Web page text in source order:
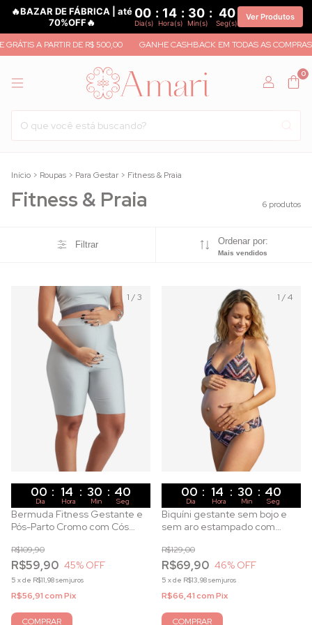
🔥BAZAR DE FÁBRICA | até
70%OFF🔥
00 : 14 : 30 : 40
Dia(s) Hora(s) Min(s) Seg(s)
Ver Produtos
A PARTIR DE R$ 500,00 GANHE CASHBACK EM TODAS AS COMPRAS
0
Início > Roupas > Para Gestar > Fitness & Praia
Fitness & Praia 6 produtos
Filtrar Ordenar por:
Mais vendidos
1 /3
00 : 14 : 30 : 40
Dia Hora Min Seg
Bermuda Fitness Gestante e
Pós-Parto Cromo com Cós
R$59,90
R$109,90
45% OFF
5 xde R$11,98sem juros
R$56,91comPix
COMPRAR
1 /4
00 : 14 : 30 : 40
Dia Hora Min Seg
Biquíni gestante sem bojo e
sem aro estampado com
calcinha anatômica
R$69,90
R$129,00
46% OFF
5 xde R$13,98sem juros
R$66,41comPix
COMPRAR